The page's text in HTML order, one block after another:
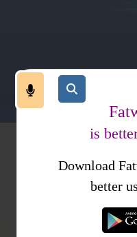
کتب فتاوی
is
Download
better